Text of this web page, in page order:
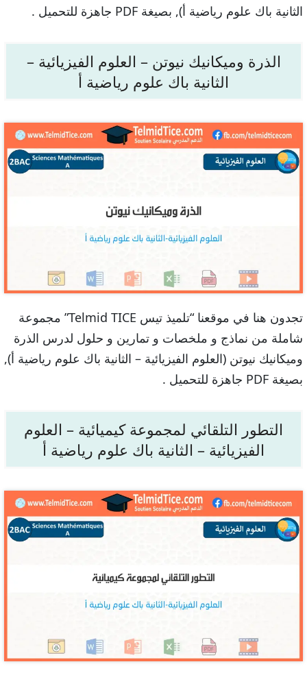
الثانية باك علوم رياضية أ), بصيغة PDF جاهزة للتحميل .
الذرة وميكانيك نيوتن – العلوم الفيزيائية –
الثانية باك علوم رياضية أ
تجدون هنا في موقعنا “تلميذ تيس Telmid TICE” مجموعة
شاملة من نماذج و ملخصات و تمارين و حلول لدرس الذرة
وميكانيك نيوتن (العلوم الفيزيائية – الثانية باك علوم رياضية أ),
بصيغة PDF جاهزة للتحميل .
التطور التلقائي لمجموعة كيميائية – العلوم
الفيزيائية – الثانية باك علوم رياضية أ